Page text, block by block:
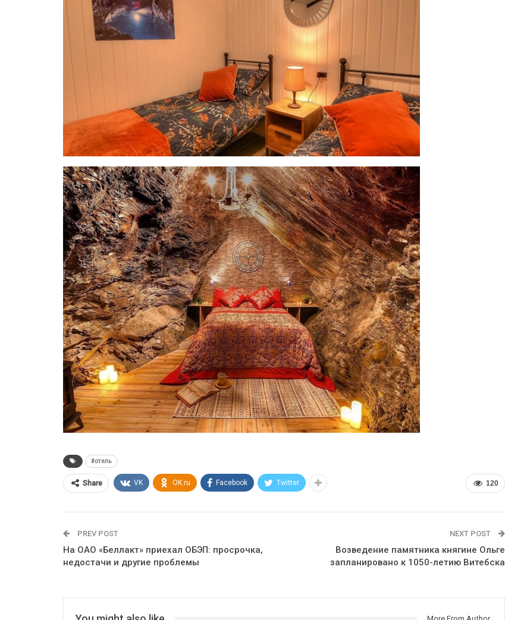
#отель
120
Share VK OK.ru Facebook Twitter
PREV POST
На ОАО «Беллакт» приехал ОБЭП: просрочка,
недостачи и другие проблемы
NEXT POST
Возведение памятника княгине Ольге
запланировано к 1050-летию Витебска